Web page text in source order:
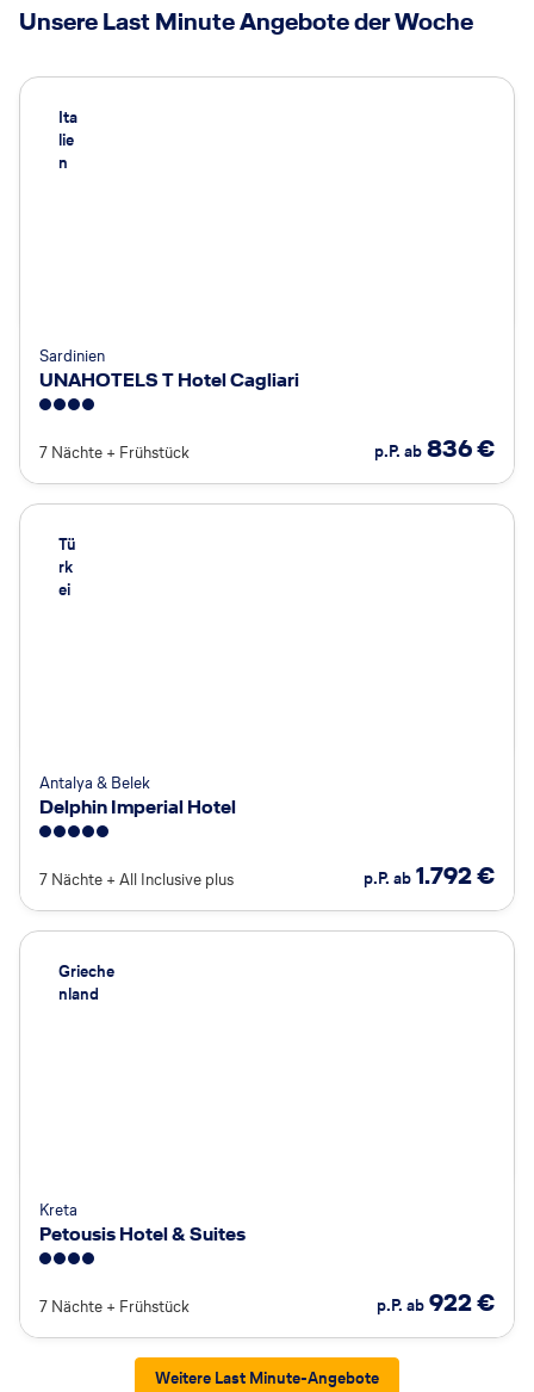
Unsere Last Minute Angebote der Woche
Ita
lie
n
Sardinien
UNAHOTELS T Hotel Cagliari
7 Nächte + Frühstück p.P. ab 836€
Tü
rk
ei
Antalya & Belek
Delphin Imperial Hotel
7 Nächte + All Inclusive plus p.P. ab 1.792€
Grieche
nland
Kreta
Petousis Hotel & Suites
7 Nächte + Frühstück p.P. ab 922€
Weitere Last Minute-Angebote